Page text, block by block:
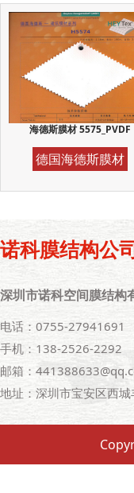
海德斯膜材 5575_PVDF
德国海德斯膜材
诺科膜结构公
深圳市诺科空间膜结构
电话：0755-27941691
手机：138-2526-2292
邮箱：
地址：深圳市宝安区西城